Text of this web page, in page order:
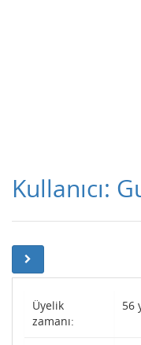
Kullanıcı:
Üyelik
zamanı:
56